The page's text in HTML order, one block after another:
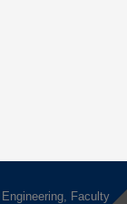
Faculty